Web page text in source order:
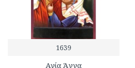
1639
Αγία Άννα